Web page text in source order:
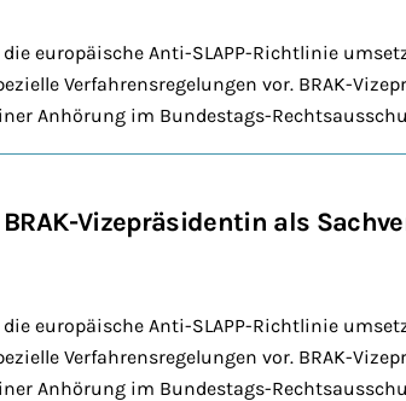
europäische Anti-SLAPP-Richtlinie
Verfahrensregelungen vor. BRAK-
Anhörung im Bundestags-
Vizepräsidentin als
europäische Anti-SLAPP-Richtlinie
Verfahrensregelungen vor. BRAK-
Anhörung im Bundestags-